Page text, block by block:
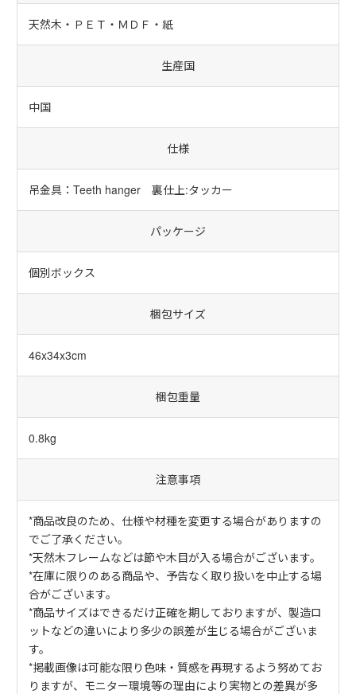
天然木・ＰＥＴ・ＭＤＦ・紙
生産国
中国
仕様
吊金具：Teeth hanger 裏仕上:タッカー
パッケージ
個別ボックス
梱包サイズ
46x34x3cm
梱包重量
0.8kg
注意事項
*商品改良のため、仕様や材種を変更する場合がありますの
でご了承ください。
*天然木フレームなどは節や木目が入る場合がございます。
*在庫に限りのある商品や、予告なく取り扱いを中止する場
合がございます。
*商品サイズはできるだけ正確を期しておりますが、製造ロ
ットなどの違いにより多少の誤差が生じる場合がございま
す。
*掲載画像は可能な限り色味・質感を再現するよう努めてお
りますが、モニター環境等の理由により実物との差異が多